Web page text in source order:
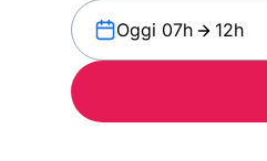
Oggi 07h 12h